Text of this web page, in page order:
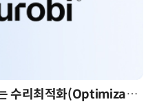
AI 시대의 의사결정을 바꾸는 수리최적화(Optimization): 실제 산업 적용 사례와 활용 전략